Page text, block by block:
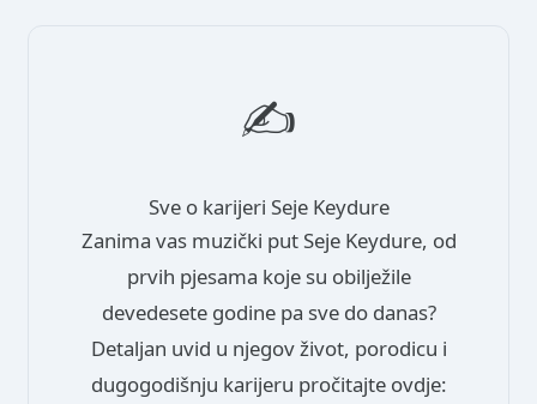
✍️
Sve o karijeri Seje Keydure
Zanima vas muzički put Seje Keydure, od
prvih pjesama koje su obilježile
devedesete godine pa sve do danas?
Detaljan uvid u njegov život, porodicu i
dugogodišnju karijeru pročitajte ovdje: